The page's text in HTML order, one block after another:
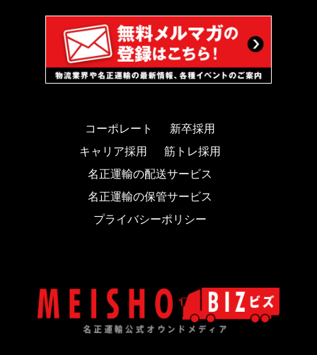
コーポレート
新卒採用
キャリア採用
筋トレ採用
名正運輸の配送サービス
名正運輸の保管サービス
プライバシーポリシー